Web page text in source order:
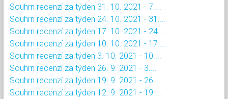
Souhrn recenzí za týden 31. 10. 2021 - 7....
Souhrn recenzí za týden 24. 10. 2021 - 31....
Souhrn recenzí za týden 17. 10. 2021 - 24....
Souhrn recenzí za týden 10. 10. 2021 - 17....
Souhrn recenzí za týden 3. 10. 2021 - 10....
Souhrn recenzí za týden 26. 9. 2021 - 3....
Souhrn recenzí za týden 19. 9. 2021 - 26....
Souhrn recenzí za týden 12. 9. 2021 - 19....